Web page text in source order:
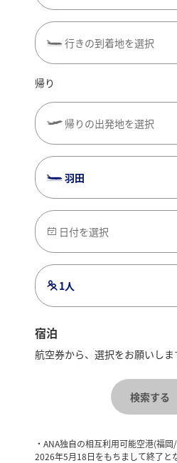
行きの到着地を選択
帰り
帰りの出発地を選択
羽田
日付を選択
1人
宿泊
航空券から、選択をお願いしま
宿泊地を選択
チェックイン・チェック
検索する
・ANA独自の相互利用可能空港(福
2026年5月18日をもちまして終了と